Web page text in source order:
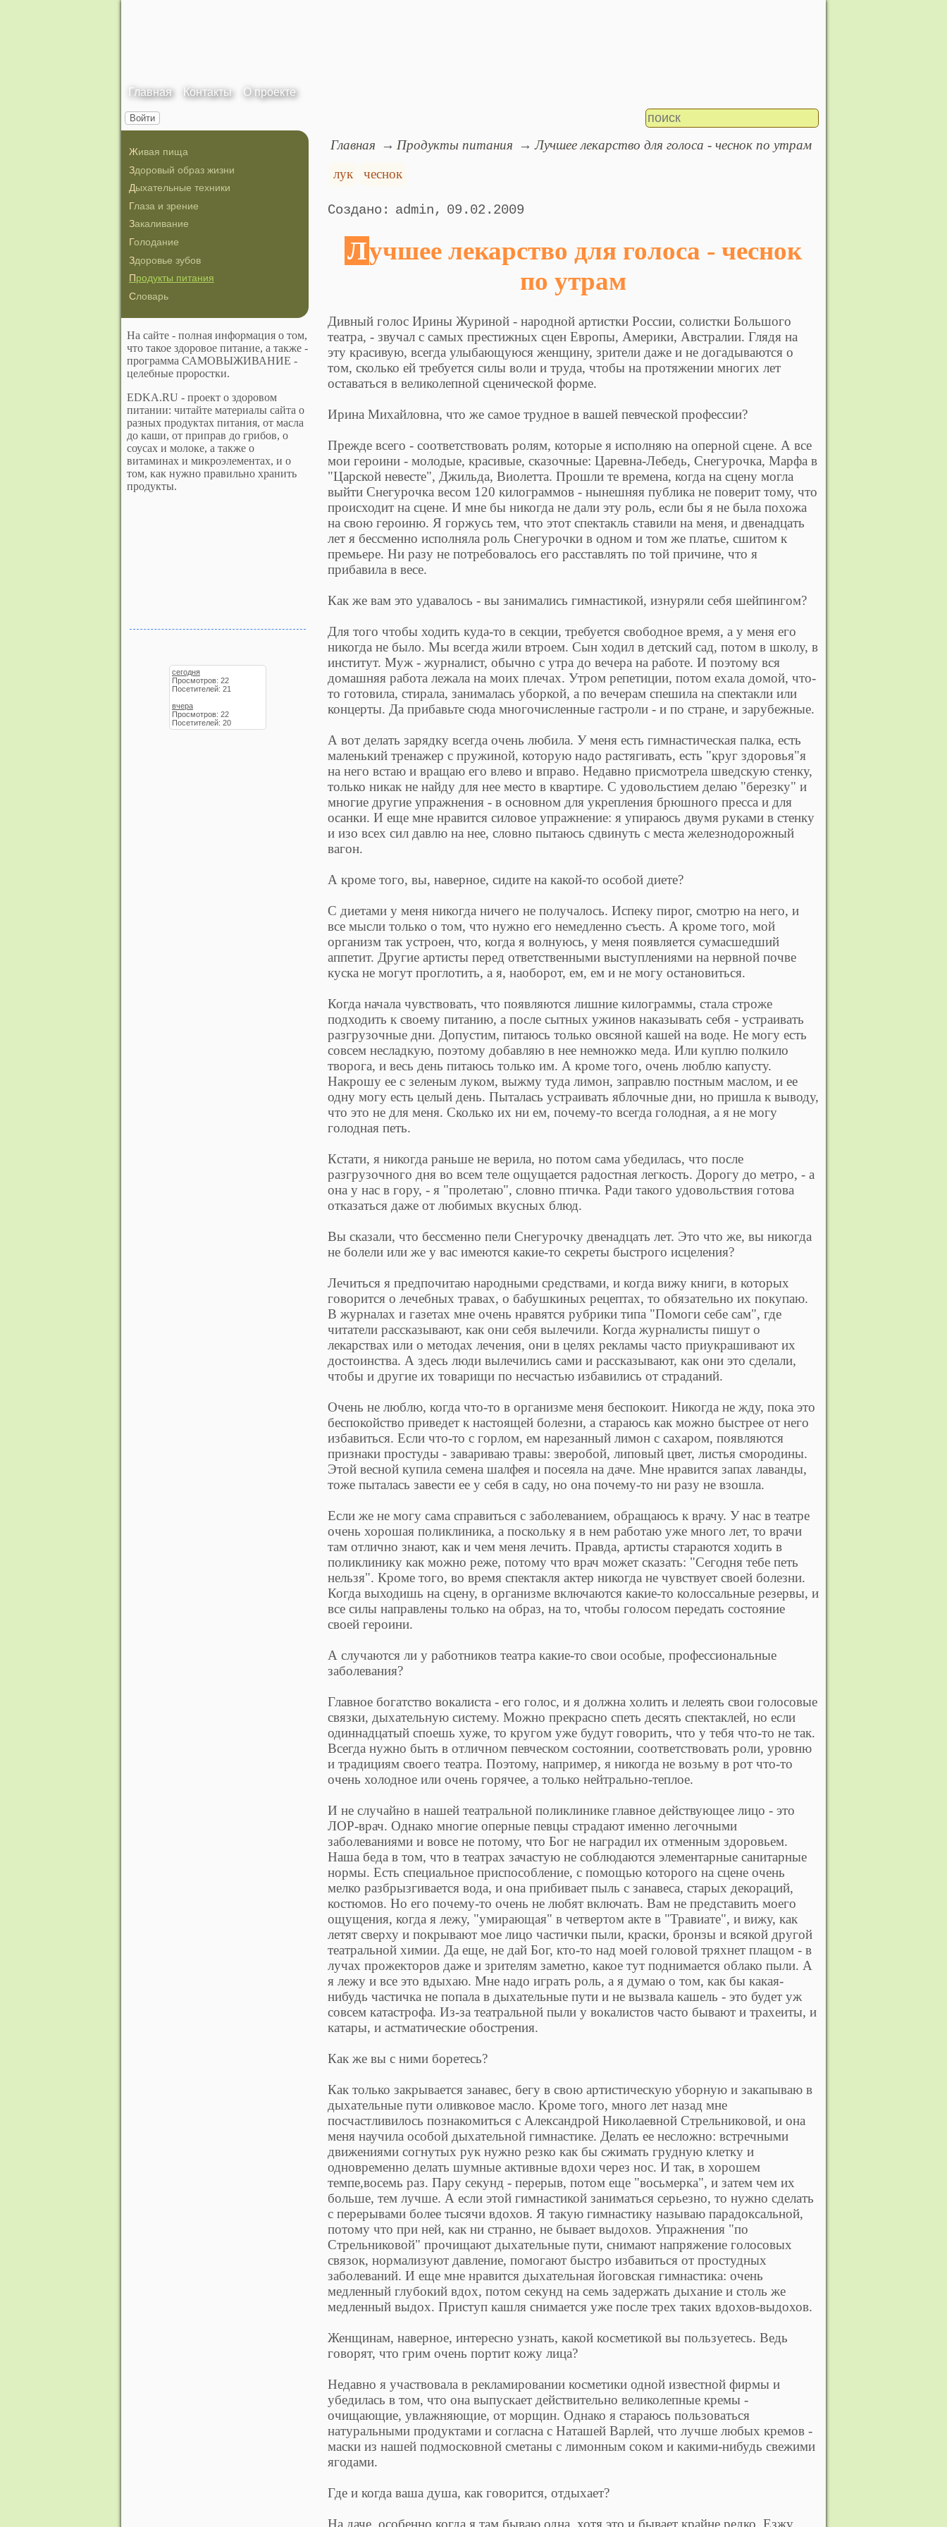
Главная Контакты О проекте
Войти
Живая пища
Здоровый образ жизни
Дыхательные техники
Глаза и зрение
Закаливание
Голодание
Здоровье зубов
Продукты питания
Словарь
На сайте - полная информация о том,
что такое здоровое питание, а также -
программа САМОВЫЖИВАНИЕ -
целебные проростки.
EDKA.RU - проект о здоровом
питании: читайте материалы сайта о
разных продуктах питания, от масла
до каши, от приправ до грибов, о
соусах и молоке, а также о
витаминах и микроэлементах, и о
том, как нужно правильно хранить
продукты.
сегодня
Просмотров: 22
Посетителей: 21
вчера
Просмотров: 22
Посетителей: 20
Главная Продукты питания
Лучшее лекарство для голоса - чеснок по утрам
лук
чеснок
admin 09.02.2009
Лучшее лекарство для голоса - чеснок
по утрам
Дивный голос Ирины Журиной - народной артистки России, солистки Большого
театра, - звучал с самых престижных сцен Европы, Америки, Австралии. Глядя на
эту красивую, всегда улыбающуюся женщину, зрители даже и не догадываются о
том, сколько ей требуется силы воли и труда, чтобы на протяжении многих лет
оставаться в великолепной сценической форме.
Ирина Михайловна, что же самое трудное в вашей певческой профессии?
Прежде всего - соответствовать ролям, которые я исполняю на оперной сцене. А все
мои героини - молодые, красивые, сказочные: Царевна-Лебедь, Снегурочка, Марфа в
"Царской невесте", Джильда, Виолетта. Прошли те времена, когда на сцену могла
выйти Снегурочка весом 120 килограммов - нынешняя публика не поверит тому, что
происходит на сцене. И мне бы никогда не дали эту роль, если бы я не была похожа
на свою героиню. Я горжусь тем, что этот спектакль ставили на меня, и двенадцать
лет я бессменно исполняла роль Снегурочки в одном и том же платье, сшитом к
премьере. Ни разу не потребовалось его расставлять по той причине, что я
прибавила в весе.
Как же вам это удавалось - вы занимались гимнастикой, изнуряли себя шейпингом?
Для того чтобы ходить куда-то в секции, требуется свободное время, а у меня его
никогда не было. Мы всегда жили втроем. Сын ходил в детский сад, потом в школу, в
институт. Муж - журналист, обычно с утра до вечера на работе. И поэтому вся
домашняя работа лежала на моих плечах. Утром репетиции, потом ехала домой, что-
то готовила, стирала, занималась уборкой, а по вечерам спешила на спектакли или
концерты. Да прибавьте сюда многочисленные гастроли - и по стране, и зарубежные.
А вот делать зарядку всегда очень любила. У меня есть гимнастическая палка, есть
маленький тренажер с пружиной, которую надо растягивать, есть "круг здоровья"я
на него встаю и вращаю его влево и вправо. Недавно присмотрела шведскую стенку,
только никак не найду для нее место в квартире. С удовольстием делаю "березку" и
многие другие упражнения - в основном для укрепления брюшного пресса и для
осанки. И еще мне нравится силовое упражнение: я упираюсь двумя руками в стенку
и изо всех сил давлю на нее, словно пытаюсь сдвинуть с места железнодорожный
вагон.
А кроме того, вы, наверное, сидите на какой-то особой диете?
С диетами у меня никогда ничего не получалось. Испеку пирог, смотрю на него, и
все мысли только о том, что нужно его немедленно съесть. А кроме того, мой
организм так устроен, что, когда я волнуюсь, у меня появляется сумасшедший
аппетит. Другие артисты перед ответственными выступлениями на нервной почве
куска не могут проглотить, а я, наоборот, ем, ем и не могу остановиться.
Когда начала чувствовать, что появляются лишние килограммы, стала строже
подходить к своему питанию, а после сытных ужинов наказывать себя - устраивать
разгрузочные дни. Допустим, питаюсь только овсяной кашей на воде. Не могу есть
совсем несладкую, поэтому добавляю в нее немножко меда. Или куплю полкило
творога, и весь день питаюсь только им. А кроме того, очень люблю капусту.
Накрошу ее с зеленым луком, выжму туда лимон, заправлю постным маслом, и ее
одну могу есть целый день. Пыталась устраивать яблочные дни, но пришла к выводу,
что это не для меня. Сколько их ни ем, почему-то всегда голодная, а я не могу
голодная петь.
Кстати, я никогда раньше не верила, но потом сама убедилась, что после
разгрузочного дня во всем теле ощущается радостная легкость. Дорогу до метро, - а
она у нас в гору, - я "пролетаю", словно птичка. Ради такого удовольствия готова
отказаться даже от любимых вкусных блюд.
Вы сказали, что бессменно пели Снегурочку двенадцать лет. Это что же, вы никогда
не болели или же у вас имеются какие-то секреты быстрого исцеления?
Лечиться я предпочитаю народными средствами, и когда вижу книги, в которых
говорится о лечебных травах, о бабушкиных рецептах, то обязательно их покупаю.
В журналах и газетах мне очень нравятся рубрики типа "Помоги себе сам", где
читатели рассказывают, как они себя вылечили. Когда журналисты пишут о
лекарствах или о методах лечения, они в целях рекламы часто приукрашивают их
достоинства. А здесь люди вылечились сами и рассказывают, как они это сделали,
чтобы и другие их товарищи по несчастью избавились от страданий.
Очень не люблю, когда что-то в организме меня беспокоит. Никогда не жду, пока это
беспокойство приведет к настоящей болезни, а стараюсь как можно быстрее от него
избавиться. Если что-то с горлом, ем нарезанный лимон с сахаром, появляются
признаки простуды - завариваю травы: зверобой, липовый цвет, листья смородины.
Этой весной купила семена шалфея и посеяла на даче. Мне нравится запах лаванды,
тоже пыталась завести ее у себя в саду, но она почему-то ни разу не взошла.
Если же не могу сама справиться с заболеванием, обращаюсь к врачу. У нас в театре
очень хорошая поликлиника, а поскольку я в нем работаю уже много лет, то врачи
там отлично знают, как и чем меня лечить. Правда, артисты стараются ходить в
поликлинику как можно реже, потому что врач может сказать: "Сегодня тебе петь
нельзя". Кроме того, во время спектакля актер никогда не чувствует своей болезни.
Когда выходишь на сцену, в организме включаются какие-то колоссальные резервы, и
все силы направлены только на образ, на то, чтобы голосом передать состояние
своей героини.
А случаются ли у работников театра какие-то свои особые, профессиональные
заболевания?
Главное богатство вокалиста - его голос, и я должна холить и лелеять свои голосовые
связки, дыхательную систему. Можно прекрасно спеть десять спектаклей, но если
одиннадцатый споешь хуже, то кругом уже будут говорить, что у тебя что-то не так.
Всегда нужно быть в отличном певческом состоянии, соответствовать роли, уровню
и традициям своего театра. Поэтому, например, я никогда не возьму в рот что-то
очень холодное или очень горячее, а только нейтрально-теплое.
И не случайно в нашей театральной поликлинике главное действующее лицо - это
ЛОР-врач. Однако многие оперные певцы страдают именно легочными
заболеваниями и вовсе не потому, что Бог не наградил их отменным здоровьем.
Наша беда в том, что в театрах зачастую не соблюдаются элементарные санитарные
нормы. Есть специальное приспособление, с помощью которого на сцене очень
мелко разбрызгивается вода, и она прибивает пыль с занавеса, старых декораций,
костюмов. Но его почему-то очень не любят включать. Вам не представить моего
ощущения, когда я лежу, "умирающая" в четвертом акте в "Травиате", и вижу, как
летят сверху и покрывают мое лицо частички пыли, краски, бронзы и всякой другой
театральной химии. Да еще, не дай Бог, кто-то над моей головой тряхнет плащом - в
лучах прожекторов даже и зрителям заметно, какое тут поднимается облако пыли. А
я лежу и все это вдыхаю. Мне надо играть роль, а я думаю о том, как бы какая-
нибудь частичка не попала в дыхательные пути и не вызвала кашель - это будет уж
совсем катастрофа. Из-за театральной пыли у вокалистов часто бывают и трахеиты, и
катары, и астматические обострения.
Как же вы с ними боретесь?
Как только закрывается занавес, бегу в свою артистическую уборную и закапываю в
дыхательные пути оливковое масло. Кроме того, много лет назад мне
посчастливилось познакомиться с Александрой Николаевной Стрельниковой, и она
меня научила особой дыхательной гимнастике. Делать ее несложно: встречными
движениями согнутых рук нужно резко как бы сжимать грудную клетку и
одновременно делать шумные активные вдохи через нос. И так, в хорошем
темпе,восемь раз. Пару секунд - перерыв, потом еще "восьмерка", и затем чем их
больше, тем лучше. А если этой гимнастикой заниматься серьезно, то нужно сделать
с перерывами более тысячи вдохов. Я такую гимнастику называю парадоксальной,
потому что при ней, как ни странно, не бывает выдохов. Упражнения "по
Стрельниковой" прочищают дыхательные пути, снимают напряжение голосовых
связок, нормализуют давление, помогают быстро избавиться от простудных
заболеваний. И еще мне нравится дыхательная йоговская гимнастика: очень
медленный глубокий вдох, потом секунд на семь задержать дыхание и столь же
медленный выдох. Приступ кашля снимается уже после трех таких вдохов-выдохов.
Женщинам, наверное, интересно узнать, какой косметикой вы пользуетесь. Ведь
говорят, что грим очень портит кожу лица?
Недавно я участвовала в рекламировании косметики одной известной фирмы и
убедилась в том, что она выпускает действительно великолепные кремы -
очищающие, увлажняющие, от морщин. Однако я стараюсь пользоваться
натуральными продуктами и согласна с Наташей Варлей, что лучше любых кремов -
маски из нашей подмосковной сметаны с лимонным соком и какими-нибудь свежими
ягодами.
Где и когда ваша душа, как говорится, отдыхает?
На даче, особенно когда я там бываю одна, хотя это и бывает крайне редко. Езжу